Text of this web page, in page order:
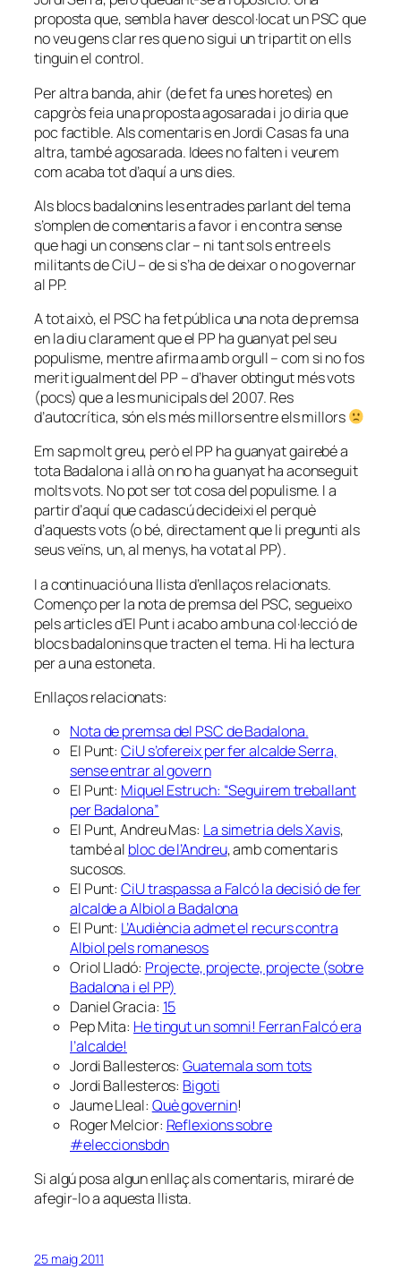
proposta que, sembla haver descol·locat un PSC que
no veu gens clar res que no sigui un tripartit on ells
tinguin el control.
Per altra banda, ahir (de fet fa unes horetes) en
capgròs feia una proposta agosarada i jo diria que
poc factible. Als comentaris en Jordi Casas fa una
altra, també agosarada. Idees no falten i veurem
com acaba tot d’aquí a uns dies.
Als blocs badalonins les entrades parlant del tema
s’omplen de comentaris a favor i en contra sense
que hagi un consens clar – ni tant sols entre els
militants de CiU – de si s’ha de deixar o no governar
al PP.
A tot això, el PSC ha fet pública una nota de premsa
en la diu clarament que el PP ha guanyat pel seu
populisme, mentre afirma amb orgull – com si no fos
merit igualment del PP – d’haver obtingut més vots
(pocs) que a les municipals del 2007. Res
d’autocrítica, són els més millors entre els millors
Em sap molt greu, però el PP ha guanyat gairebé a
tota Badalona i allà on no ha guanyat ha aconseguit
molts vots. No pot ser tot cosa del populisme. I a
partir d’aquí que cadascú decideixi el perquè
d’aquests vots (o bé, directament que li pregunti als
seus veïns, un, al menys, ha votat al PP).
I a continuació una llista d’enllaços relacionats.
Començo per la nota de premsa del PSC, segueixo
pels articles d’El Punt i acabo amb una col·lecció de
blocs badalonins que tracten el tema. Hi ha lectura
per a una estoneta.
Enllaços relacionats:
Nota de premsa del PSC de Badalona.
El Punt:CiU s’ofereix per fer alcalde Serra,
sense entrar al govern
El Punt: Miquel Estruch: “Seguirem treballant
per Badalona”
El Punt, Andreu Mas: La simetria dels Xavis,
també al bloc de l’Andreu, amb comentaris
sucosos.
El Punt:CiU traspassa a Falcó la decisió de fer
alcalde a Albiol a Badalona
El Punt: L’Audiència admet el recurs contra
Albiol pels romanesos
Oriol Lladó: Projecte, projecte, projecte (sobre
Badalona i el PP)
Daniel Gracia: 15
Pep Mita: He tingut un somni! Ferran Falcó era
l’alcalde!
Jordi Ballesteros:Guatemala som tots
Jordi Ballesteros: Bigoti
Jaume Lleal: Què governin!
Roger Melcior: Reflexions sobre
#eleccionsbdn
Si algú posa algun enllaç als comentaris, miraré de
afegir-lo a aquesta llista.
25 maig 2011